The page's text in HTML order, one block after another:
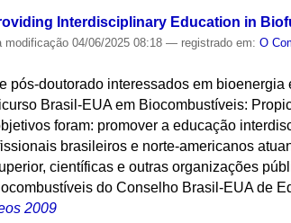
Interdisciplinary Education in
modificação 04/06/2025 08:18— registrado em:O
pós-doutorado interessados em bioenergia
Brasil-EUA em Biocombustíveis:
foram: promover a educação
brasileiros e norte-americanos
científicas e outras organizações
do Conselho Brasil-EUA de
2009